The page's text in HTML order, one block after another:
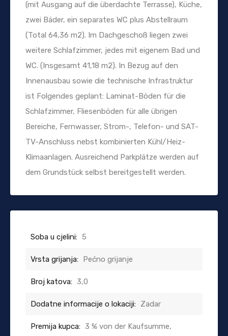
(mit Ausgang auf die überdachte Terrasse), Küche,
zwei Bäder, ein separates WC plus Abstellraum
(Total 64,36 m2). Im Dachgeschoß liegen zwei
weitere Schlafzimmer, jedes mit eigenem Bad und
WC. (Insgesamt 41,18 m2). In Bezug auf den
Innenausbau sowie die technische Infrastruktur
ist Folgendes geplant: Laminat-Böden für die
Schlafzimmer, Fliesenböden für alle übrigen
Bereiche, Fernwasser, Strom-, Telefon- und SAT-
TV-Anschluss nebst kombinierten Kühl/Heiz-
Klimaanlagen. Ausreichend Parkplätze werden auf
dem Grundstück selbst bereitgestellt werden.
Soba u cjelini: 5
Vrsta grijanja: Pećno grijanje
Broj katova: 3,0
Dodatne informacije o lokaciji: Zadar
Premija kupca: 3 % von der Kaufsumme,